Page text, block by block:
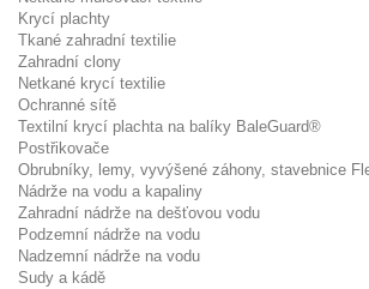
Krycí plachty
Tkané zahradní textilie
Zahradní clony
Netkané krycí textilie
Ochranné sítě
Textilní krycí plachta na balíky BaleGuard®
Postřikovače
Obrubníky, lemy, vyvýšené záhony, stavebnice
Nádrže na vodu a kapaliny
Zahradní nádrže na dešťovou vodu
Podzemní nádrže na vodu
Nadzemní nádrže na vodu
Sudy a kádě